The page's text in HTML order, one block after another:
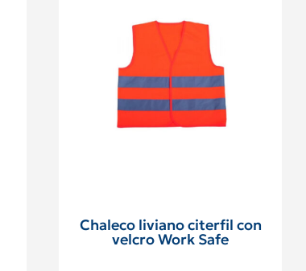
Chaleco liviano citerfil con
velcro Work Safe